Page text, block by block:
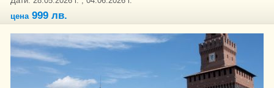
цена999 лв.